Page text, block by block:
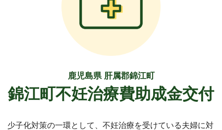
鹿児島県 肝属郡錦江町
錦江町不妊治療費助成金交付
少子化対策の一環として、不妊治療を受けている夫婦に対